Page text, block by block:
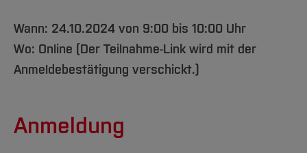
Wann: 24.10.2024 von 9:00 bis 10:00 Uhr
Wo: Online (Der Teilnahme-Link wird mit der
Anmeldebestätigung verschickt.)
Anmeldung